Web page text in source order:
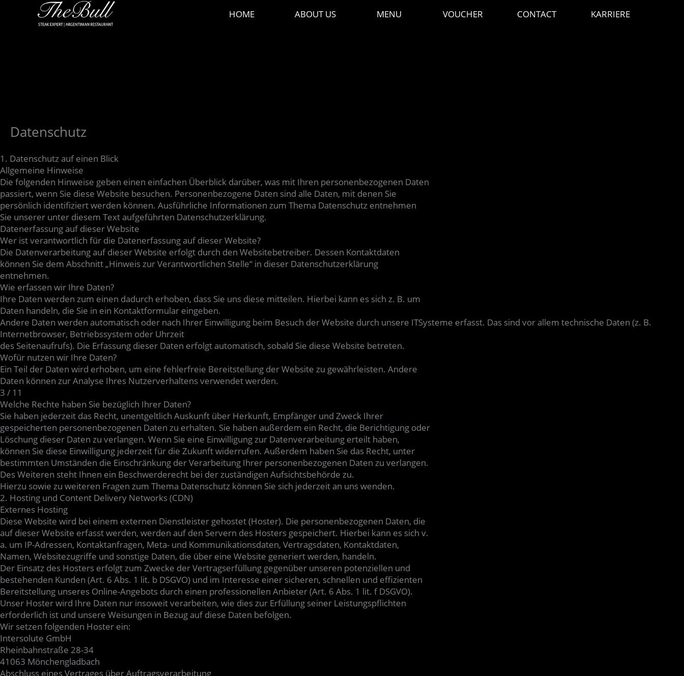
HOME ABOUT US MENU VOUCHER CONTACT KARRIERE
Datenschutz
1. Datenschutz auf einen Blick
Allgemeine Hinweise
Die folgenden Hinweise geben einen einfachen Überblick darüber, was mit Ihren personenbezogenen Daten
passiert, wenn Sie diese Website besuchen. Personenbezogene Daten sind alle Daten, mit denen Sie
persönlich identifiziert werden können. Ausführliche Informationen zum Thema Datenschutz entnehmen
Sie unserer unter diesem Text aufgeführten Datenschutzerklärung.
Datenerfassung auf dieser Website
Wer ist verantwortlich für die Datenerfassung auf dieser Website?
Die Datenverarbeitung auf dieser Website erfolgt durch den Websitebetreiber. Dessen Kontaktdaten
können Sie dem Abschnitt „Hinweis zur Verantwortlichen Stelle“ in dieser Datenschutzerklärung
entnehmen.
Wie erfassen wir Ihre Daten?
Ihre Daten werden zum einen dadurch erhoben, dass Sie uns diese mitteilen. Hierbei kann es sich z. B. um
Daten handeln, die Sie in ein Kontaktformular eingeben.
Andere Daten werden automatisch oder nach Ihrer Einwilligung beim Besuch der Website durch unsere ITSysteme erfasst. Das sind vor allem technische Daten (z. B.
Internetbrowser, Betriebssystem oder Uhrzeit
des Seitenaufrufs). Die Erfassung dieser Daten erfolgt automatisch, sobald Sie diese Website betreten.
Wofür nutzen wir Ihre Daten?
Ein Teil der Daten wird erhoben, um eine fehlerfreie Bereitstellung der Website zu gewährleisten. Andere
Daten können zur Analyse Ihres Nutzerverhaltens verwendet werden.
3 / 11
Welche Rechte haben Sie bezüglich Ihrer Daten?
Sie haben jederzeit das Recht, unentgeltlich Auskunft über Herkunft, Empfänger und Zweck Ihrer
gespeicherten personenbezogenen Daten zu erhalten. Sie haben außerdem ein Recht, die Berichtigung oder
Löschung dieser Daten zu verlangen. Wenn Sie eine Einwilligung zur Datenverarbeitung erteilt haben,
können Sie diese Einwilligung jederzeit für die Zukunft widerrufen. Außerdem haben Sie das Recht, unter
bestimmten Umständen die Einschränkung der Verarbeitung Ihrer personenbezogenen Daten zu verlangen.
Des Weiteren steht Ihnen ein Beschwerderecht bei der zuständigen Aufsichtsbehörde zu.
Hierzu sowie zu weiteren Fragen zum Thema Datenschutz können Sie sich jederzeit an uns wenden.
2. Hosting und Content Delivery Networks (CDN)
Externes Hosting
Diese Website wird bei einem externen Dienstleister gehostet (Hoster). Die personenbezogenen Daten, die
auf dieser Website erfasst werden, werden auf den Servern des Hosters gespeichert. Hierbei kann es sich v.
a. um IP-Adressen, Kontaktanfragen, Meta- und Kommunikationsdaten, Vertragsdaten, Kontaktdaten,
Namen, Websitezugriffe und sonstige Daten, die über eine Website generiert werden, handeln.
Der Einsatz des Hosters erfolgt zum Zwecke der Vertragserfüllung gegenüber unseren potenziellen und
bestehenden Kunden (Art. 6 Abs. 1 lit. b DSGVO) und im Interesse einer sicheren, schnellen und effizienten
Bereitstellung unseres Online-Angebots durch einen professionellen Anbieter (Art. 6 Abs. 1 lit. f DSGVO).
Unser Hoster wird Ihre Daten nur insoweit verarbeiten, wie dies zur Erfüllung seiner Leistungspflichten
erforderlich ist und unsere Weisungen in Bezug auf diese Daten befolgen.
Wir setzen folgenden Hoster ein:
Intersolute GmbH
Rheinbahnstraße 28-34
41063 Mönchengladbach
Abschluss eines Vertrages über Auftragsverarbeitung